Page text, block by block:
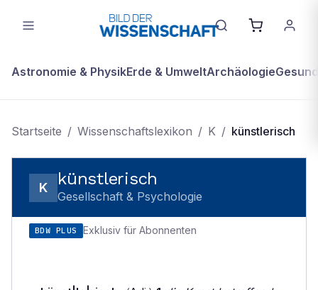
Astronomie & PhysikErde & UmweltArchäologie
Startseite / Wissenschaftslexikon / K / künstlerisch
K künstlerisch
Gesellschaft & Psychologie
BDW PLUS Exklusiv für Abonnenten